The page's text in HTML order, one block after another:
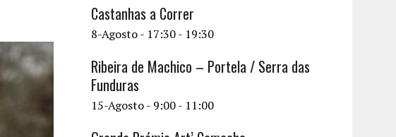
Castanhas a Correr
8-Agosto - 17:30- 19:30
Ribeira de Machico – Portela / Serra das
Funduras
15-Agosto - 9:00- 11:00